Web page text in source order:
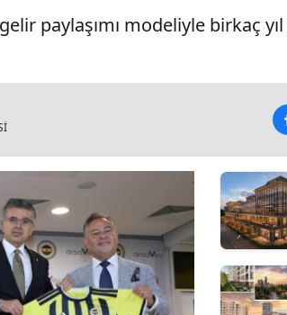
paylaşımı modeliyle birkaç